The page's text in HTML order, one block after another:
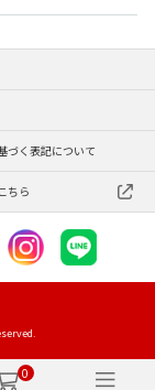
0
づく表記について
ちら